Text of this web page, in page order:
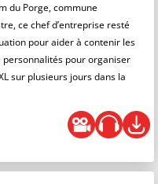
du Porge, commune
ce chef d’entreprise resté
pour aider à contenir les
pour organiser
sur plusieurs jours dans la